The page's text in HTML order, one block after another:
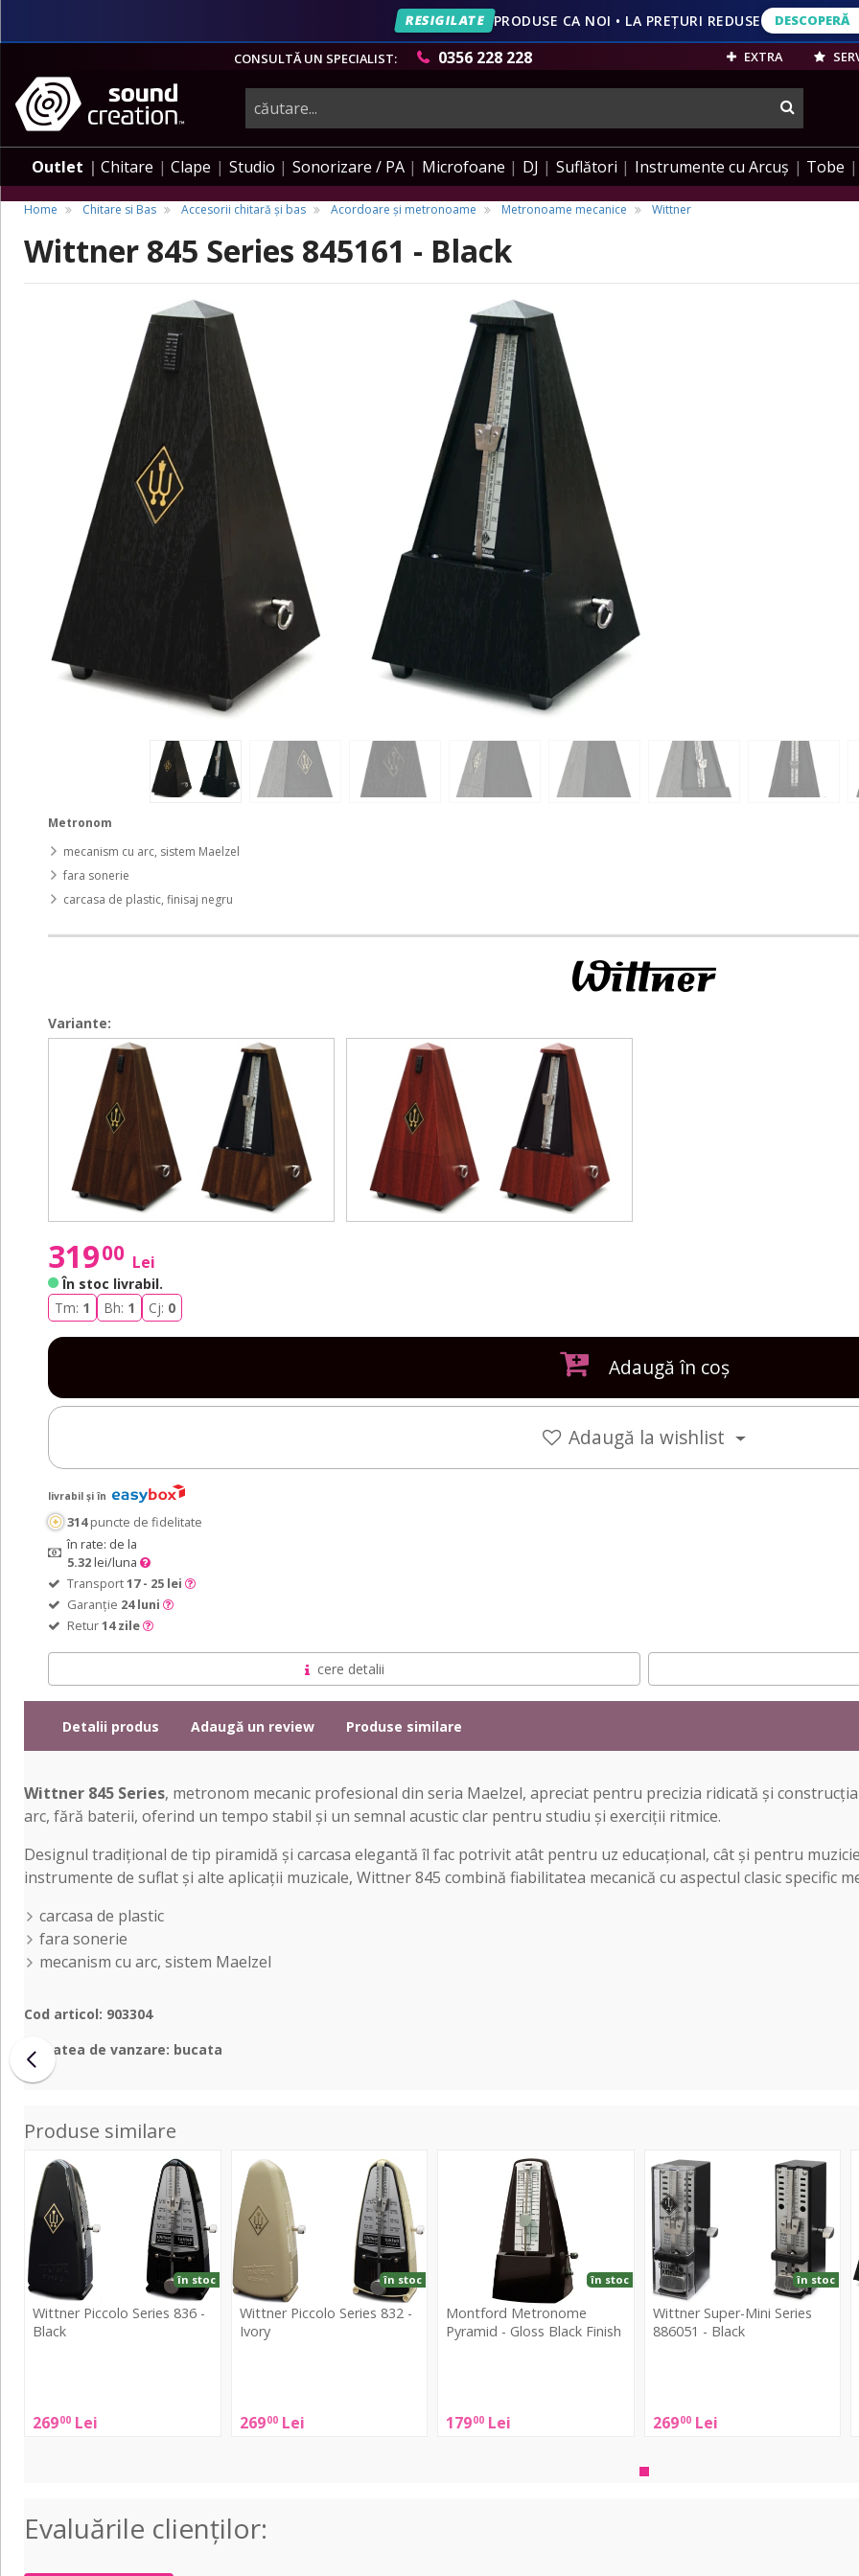
VEZI
RESIGILATE PRODUSE CA NOI • LA PREȚURI REDUSE DESCOPERĂ
DESCOPERĂ
CONSULTĂ UN SPECIALIST:
0356 228 228 EXTRA
instrumente
muzicale,
echipamente
pro-
audio
Outlet Chitare Clape Studio Sonorizare / PA Microfoane DJ Suflători Instrumente cu Arcuș Tobe
Home Chitare si Bas Accesorii chitară și bas Acordoare și metronoame Metronoame mecanice Wittner
Wittner 845 Series 845161 - Black
Metronom
mecanism cu arc, sistem Maelzel
fara sonerie
carcasa de plastic, finisaj negru
Variante:
845131
Walnut
Grain
845131
Walnut
Grain
845111
Mahogany
Grain
845111
Mahogany
Grain
31900 Lei
În stoc livrabil.
Tm: 1 Bh: 1 Cj: 0
Adaugă în coș
Adaugă la wishlist
livrabil și în
314 puncte de fidelitate
în rate: de la
5.32lei/luna
Transport17 - 25 lei
Garanție 24 luni
Retur14 zile
cere detalii
Detalii produs Adaugă un review Produse similare
Wittner 845 Series, metronom mecanic profesional din seria Maelzel, apreciat pentru precizia ridicată și
arc, fără baterii, oferind un tempo stabil și un semnal acustic clar pentru studiu și exerciții ritmice.
Designul tradițional de tip piramidă și carcasa elegantă îl fac potrivit atât pentru uz educațional, cât și pentru
instrumente de suflat și alte aplicații muzicale, Wittner 845 combină fiabilitatea mecanică cu aspectul clasic specific
carcasa de plastic
fara sonerie
mecanism cu arc, sistem Maelzel
Cod articol: 903304
Unitatea de vanzare: bucata
Produse similare
Piccolo
Series
836
Black
Wittner Piccolo Series 836 -
Black
26900 Lei
în stoc
Series
Piccolo
Series
832
Ivory
Wittner Piccolo Series 832 -
Ivory
26900 Lei
în stoc
Series
Metronome
Montford Metronome
Pyramid - Gloss Black Finish
17900 Lei
în stoc
Pyramid
Super-
Mini
Series
886051
Black
Wittner Super-Mini Series
886051 - Black
26900 Lei
în stoc
Mini
886051
Evaluările clienţilor: